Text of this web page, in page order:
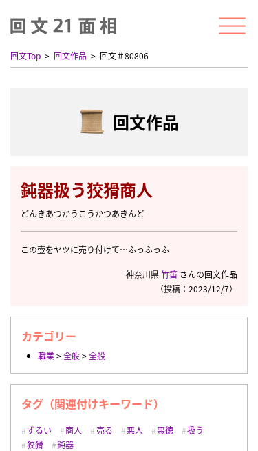
回文Top 回文作品 回文＃80806
回文作品
鈍器扱う狡猾商人
どんきあつかうこうかつあきんど
この壺をヤツに売り付けて…ふっふっふ
神奈川県竹笛 さんの回文作品
（投稿：2023/12/7）
カテゴリー
職業>全般>全般
タグ（関連付けキーワード）
ずるい 商人 売る 悪人 悪徳
扱う
狡猾
鈍器